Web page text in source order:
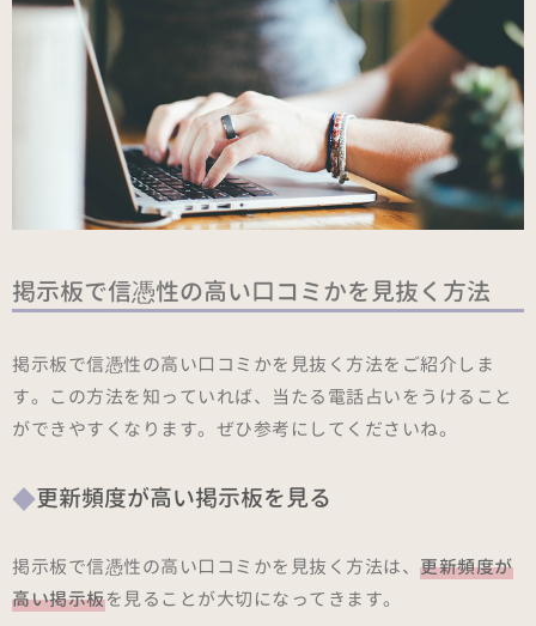
掲示板で信憑性の高い口コミかを見抜く方法
掲示板で信憑性の高い口コミかを見抜く方法をご紹介しま
す。この方法を知っていれば、当たる電話占いをうけること
ができやすくなります。ぜひ参考にしてくださいね。
更新頻度が高い掲示板を見る
掲示板で信憑性の高い口コミかを見抜く方法は、 更新頻度が
高い掲示板を見ることが大切になってきます。